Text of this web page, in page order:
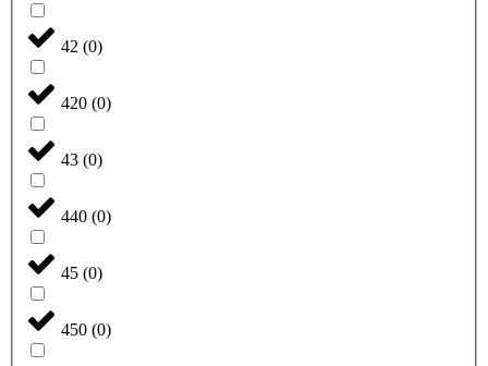
42 (0)
420 (0)
43 (0)
440 (0)
45 (0)
450 (0)